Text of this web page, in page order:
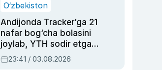
O‘zbekiston
Andijonda Tracker’ga 21
nafar bog‘cha bolasini
joylab, YTH sodir etgan
ayolga sud hukmi o‘qildi
23:41 / 03.08.2026